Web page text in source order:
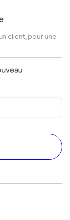
client, pour une